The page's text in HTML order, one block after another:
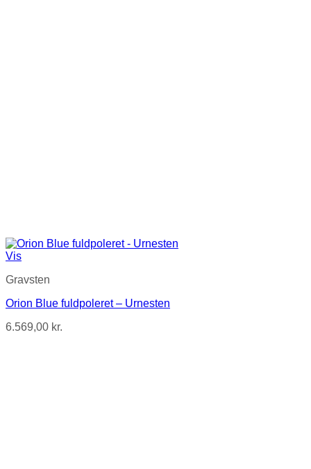
Vis
Gravsten
Orion Blue fuldpoleret – Urnesten
6.569,00 kr.